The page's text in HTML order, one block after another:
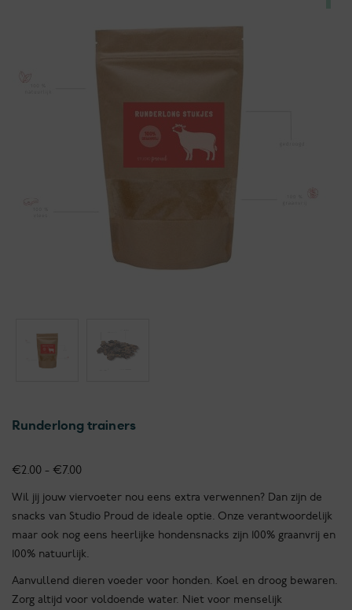
Runderlong trainers
€2.00 - €7.00Prijsklasse:
Wil jij jouw viervoeter nou eens extra verwennen? Dan zijn de
snacks van Studio Proud de ideale optie. Onze verantwoordelijk
maar ook nog eens heerlijke hondensnacks zijn 100% graanvrij en
100% natuurlijk.
Aanvullend dieren voeder voor honden. Koel en droog bewaren.
Zorg altijd voor voldoende water. Niet voor menselijk